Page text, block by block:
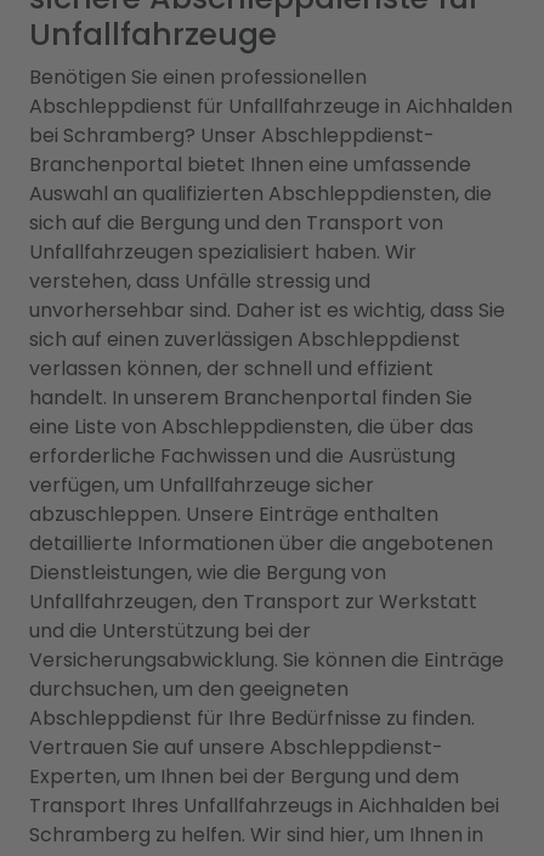
Unfallfahrzeuge
Benötigen Sie einen professionellen
Abschleppdienst für Unfallfahrzeuge in Aichhalden
bei Schramberg? Unser Abschleppdienst-
Branchenportal bietet Ihnen eine umfassende
Auswahl an qualifizierten Abschleppdiensten, die
sich auf die Bergung und den Transport von
Unfallfahrzeugen spezialisiert haben. Wir
verstehen, dass Unfälle stressig und
unvorhersehbar sind. Daher ist es wichtig, dass Sie
sich auf einen zuverlässigen Abschleppdienst
verlassen können, der schnell und effizient
handelt. In unserem Branchenportal finden Sie
eine Liste von Abschleppdiensten, die über das
erforderliche Fachwissen und die Ausrüstung
verfügen, um Unfallfahrzeuge sicher
abzuschleppen. Unsere Einträge enthalten
detaillierte Informationen über die angebotenen
Dienstleistungen, wie die Bergung von
Unfallfahrzeugen, den Transport zur Werkstatt
und die Unterstützung bei der
Versicherungsabwicklung. Sie können die Einträge
durchsuchen, um den geeigneten
Abschleppdienst für Ihre Bedürfnisse zu finden.
Vertrauen Sie auf unsere Abschleppdienst-
Experten, um Ihnen bei der Bergung und dem
Transport Ihres Unfallfahrzeugs in Aichhalden bei
Schramberg zu helfen. Wir sind hier, um Ihnen in